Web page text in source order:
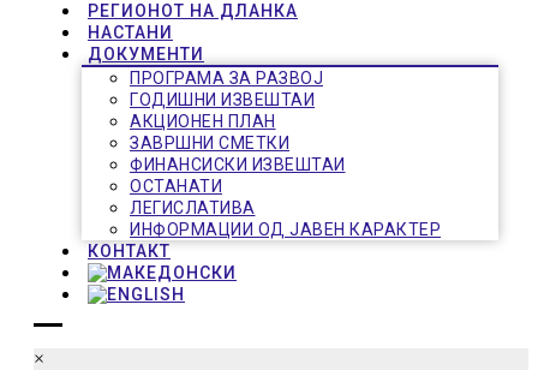
РЕГИОНОТ НА ДЛАНКА
НАСТАНИ
ДОКУМЕНТИ
ПРОГРАМА ЗА РАЗВОЈ
ГОДИШНИ ИЗВЕШТАИ
АКЦИОНЕН ПЛАН
ЗАВРШНИ СМЕТКИ
ФИНАНСИСКИ ИЗВЕШТАИ
ОСТАНАТИ
ЛЕГИСЛАТИВА
ИНФОРМАЦИИ ОД ЈАВЕН КАРАКТЕР
КОНТАКТ
×